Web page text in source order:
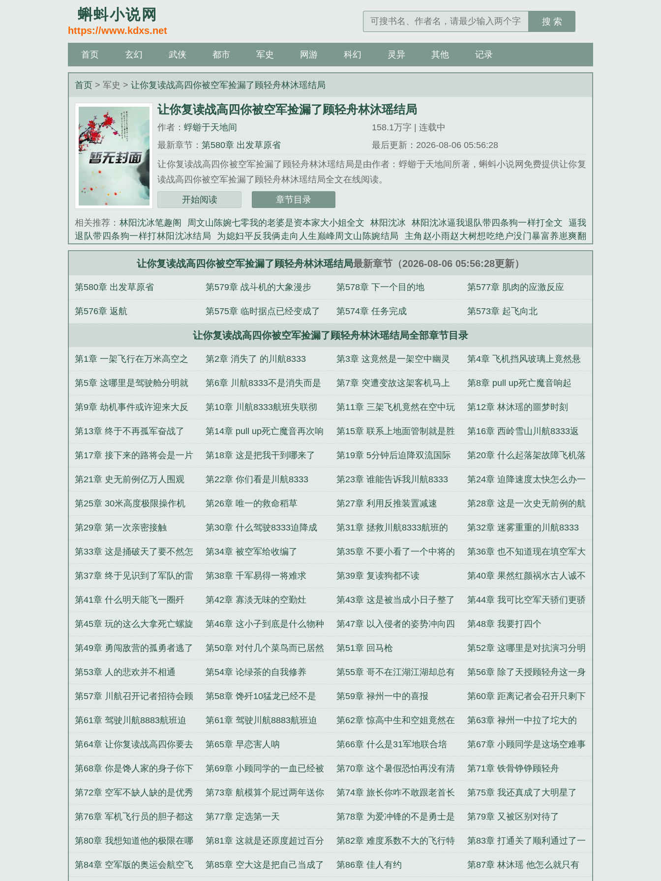
蝌蚪小说网
https://www.kdxs.net
搜 索
首页 玄幻 武侠 都市 军史 网游 科幻 灵异 其他 记录
首页 > 军史 >让你复读战高四你被空军捡漏了顾轻舟林沐瑶结局
让你复读战高四你被空军捡漏了顾轻舟林沐瑶结局
作者：蜉蝣于天地间
158.1万字 | 连载中
最新章节：第580章 出发草原省
最后更新：2026-08-06 05:56:28
让你复读战高四你被空军捡漏了顾轻舟林沐瑶结局是由作者：蜉蝣于天地间所著，蝌蚪小说网免费提供让你复
读战高四你被空军捡漏了顾轻舟林沐瑶结局全文在线阅读。
三秒记住本站：蝌蚪小说网 网址：www.kdxs.net...
《让你复读战高四你被空军捡漏了顾轻舟林沐瑶结局》是蜉蝣于天地间精心创作的军史类小说。
开始阅读 章节目录
相关推荐： 林阳沈冰笔趣阁 周文山陈婉七零我的老婆是资本家大小姐全文 林阳沈冰 林阳沈冰逼我退队带四条狗一样打全文
逼我
退队带四条狗一样打林阳沈冰结局
为媳妇平反我俩走向人生巅峰周文山陈婉结局
主角赵小雨赵大树想吃绝户没门暴富养崽爽翻
天 周文山陈婉为媳妇平反我俩走向人生巅峰全文 主角陆小夏江一南举刀冲向渣男后她重返19逆天改命 周文山陈婉笔趣阁 林阳
沈冰逼我退队带四条狗一样打完整版 顾轻舟林沐瑶穿越后我放弃机长开民航完整版
周文山陈婉七零我的老婆是资本家大小姐完整
延笔趣阁无弹窗 周文山陈婉为媳妇平反我俩走向人生巅峰完整版 顾轻舟林沐瑶穿越后我放弃机长开民航全文
让你复读战高四你被空军捡漏了顾轻舟林沐瑶结局最新章节（2026-08-06 05:56:28更新）
第580章 出发草原省 第579章 战斗机的大象漫步 第578章 下一个目的地 第577章 肌肉的应激反应
第576章 返航 第575章 临时据点已经变成了
炼狱
第574章 任务完成 第573章 起飞向北
让你复读战高四你被空军捡漏了顾轻舟林沐瑶结局全部章节目录
第1章 一架飞行在万米高空之
上的诡异航班
第2章 消失了 的川航8333 第3章 这竟然是一架空中幽灵
航班
第4章 飞机挡风玻璃上竟然悬
挂着一颗人头
第5章 这哪里是驾驶舱分明就
是凶案现场
第6章 川航8333不是消失而是
遭遇劫机
第7章 突遭变故这架客机马上
就要亲吻大地
第8章 pull up死亡魔音响起
第9章 劫机事件或许迎来大反
转
第10章 川航8333航班失联彻
底引爆网络
第11章 三架飞机竟然在空中玩
竞速赛
第12章 林沐瑶的噩梦时刻
第13章 终于不再孤军奋战了 第14章 pull up死亡魔音再次响
起
第15章 联系上地面管制就是胜
利不更大的危险还在后面
第16章 西岭雪山川航8333返
航路上的最后一只拦路虎
第17章 接下来的路将会是一片
坦途
第18章 这是把我干到哪来了 第19章 5分钟后迫降双流国际
机场
第20章 什么起落架故障飞机落
不下来了
第21章 史无前例亿万人围观
8333航班迫降
第22章 你们看是川航8333 第23章 谁能告诉我川航8333
到底发生了什么
第24章 迫降速度太快怎么办一
切尽在掌握中
第25章 30米高度极限操作机
腹终于亲吻大地
第26章 唯一的救命稻草 第27章 利用反推装置减速 第28章 这是一次史无前例的航
空奇迹
第29章 第一次亲密接触 第30章 什么驾驶8333迫降成
功的竟然是个年仅17岁的小年
轻
第31章 拯救川航8333航班的
大功臣竟然被军方保护起来了
第32章 迷雾重重的川航8333
航班
第33章 这是捅破天了要不然怎
么连中将都给惊动了
第34章 被空军给收编了 第35章 不要小看了一个中将的
能量
第36章 也不知道现在填空军大
学志愿来不来得及
第37章 终于见识到了军队的雷
厉风行了
第38章 千军易得一将难求 第39章 复读狗都不读 第40章 果然红颜祸水古人诚不
欺我
第41章 什么明天能飞一圈歼
10猛龙
第42章 寡淡无味的空勤灶 第43章 这是被当成小日子整了 第44章 我可比空军天骄们更骄
傲
第45章 玩的这么大拿死亡螺旋
当下马威
第46章 这小子到底是什么物种
的怪物这么高的过载都没事
第47章 以入侵者的姿势冲向四
架军机
第48章 我要打四个
第49章 勇闯敌营的孤勇者逃了 第50章 对付几个菜鸟而已居然
用上了大名鼎鼎的哈特曼滚转
第51章 回马枪 第52章 这哪里是对抗演习分明
就是一边倒的屠杀
第53章 人的悲欢并不相通 第54章 论绿茶的自我修养 第55章 哥不在江湖江湖却总有
哥的传说
第56章 除了天授顾轻舟这一身
恐怖的天赋真的无法解释
第57章 川航召开记者招待会顾
轻舟身份即将被曝光
第58章 馋歼10猛龙已经不是
一天两天了
第59章 禄州一中的喜报 第60章 距离记者会召开只剩下
一个半小时了
第61章 驾驶川航8883航班迫
降的飞行员身份终于大曝光了
第61章 驾驶川航8883航班迫
降的飞行员身份终于大曝光了
第62章 惊高中生和空姐竟然在
飞机驾驶舱做这种事
第63章 禄州一中拉了坨大的
第64章 让你复读战高四你要去
当兵
第65章 早恋害人呐 第66章 什么是31军地联合培
养模式
第67章 小顾同学是这场空难事
故中贡献最大的英雄
第68章 你是馋人家的身子你下
贱
第69章 小顾同学的一血已经被
别的美女记者拿到了
第70章 这个暑假恐怕再没有清
净日子过啰
第71章 铁骨铮铮顾轻舟
第72章 空军不缺人缺的是优秀
的人才
第73章 航模算个屁过两年送你
一架真的歼20威龙
第74章 旅长你咋不敢跟老首长
干一架呢
第75章 我还真成了大明星了
第76章 军机飞行员的胆子都这
么大的吗
第77章 定选第一天 第78章 为爱冲锋的不是勇士是
傻逼
第79章 又被区别对待了
第80章 我想知道他的极限在哪 第81章 这就是还原度超过百分
之90的模拟器的魅力
第82章 难度系数不大的飞行特
殊能力检测
第83章 打通关了顺利通过了一
站式定选所有选拔项目
第84章 空军版的奥运会航空飞 第85章 空大这是把自己当成了 第86章 佳人有约 第87章 林沐瑶 他怎么就只有